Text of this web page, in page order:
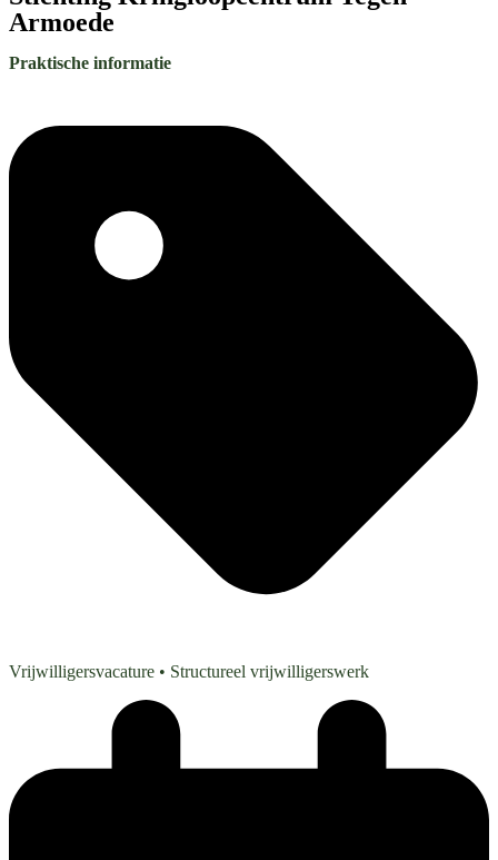
Armoede
Praktische informatie
Vrijwilligersvacature • Structureel vrijwilligerswerk